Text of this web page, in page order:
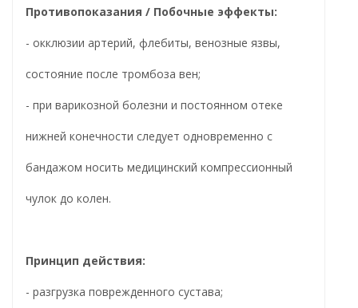
Противопоказания / Побочные эффекты:
- окклюзии артерий, флебиты, венозные язвы,
состояние после тромбоза вен;
- при варикозной болезни и постоянном отеке
нижней конечности следует одновременно с
бандажом носить медицинский компрессионный
чулок до колен.
Принцип действия:
- разгрузка поврежденного сустава;